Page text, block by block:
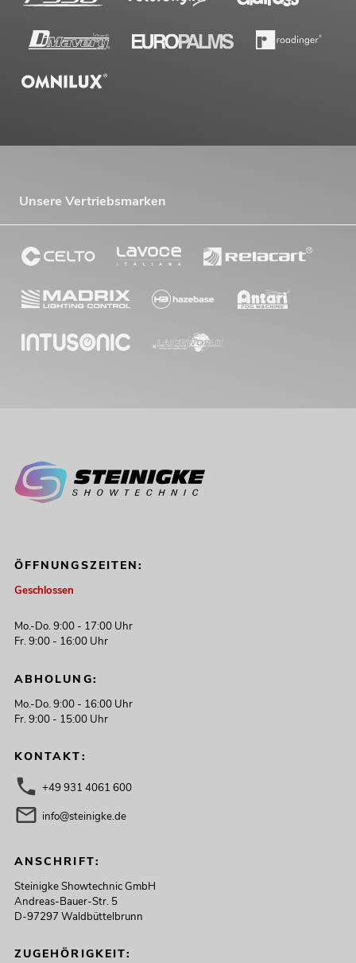
Unsere Vertriebsmarken
ÖFFNUNGSZEITEN:
Geschlossen
Mo.-Do. 9:00 - 17:00 Uhr
Fr. 9:00 - 16:00 Uhr
ABHOLUNG:
Mo.-Do. 9:00 - 16:00 Uhr
Fr. 9:00 - 15:00 Uhr
KONTAKT:
+49 931 4061 600
info@steinigke.de
ANSCHRIFT:
Steinigke Showtechnic GmbH
Andreas-Bauer-Str. 5
D-97297 Waldbüttelbrunn
ZUGEHÖRIGKEIT: